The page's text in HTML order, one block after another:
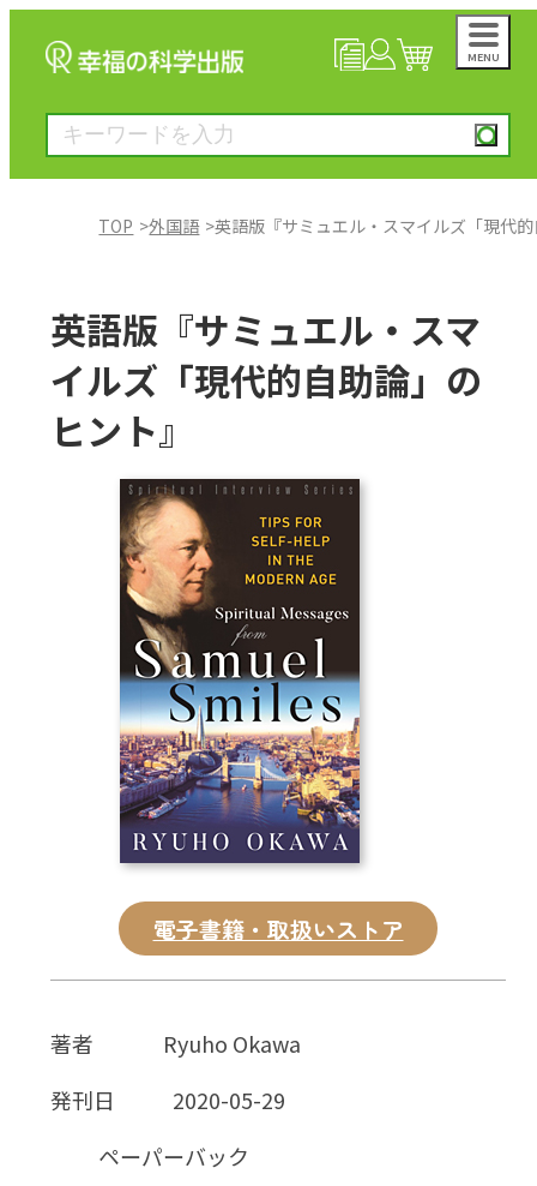
MENU
一般書
絵本
雑誌
CD
DVD・ブルーレイ
雑貨
外国語
TOP 外国語 英語版『サミュエル・スマイルズ「現代
英語版『サミュエル・スマ
イルズ「現代的自助論」の
ヒント』
電子書籍・取扱いストア
著者
Ryuho Okawa
発刊日
2020-05-29
ペーパーバック